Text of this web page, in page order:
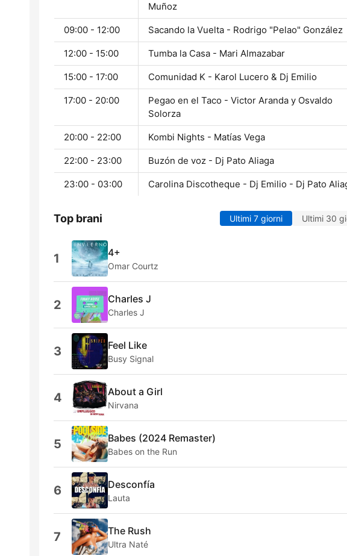
Muñoz
09:00 - 12:00 Sacando la Vuelta - Rodrigo "Pelao" González
12:00 - 15:00 Tumba la Casa - Mari Almazabar
15:00 - 17:00 Comunidad K - Karol Lucero & Dj Emilio
17:00 - 20:00
Pegao en el Taco - Victor Aranda y Osvaldo
Solorza
20:00 - 22:00 Kombi Nights - Matías Vega
22:00 - 23:00 Buzón de voz - Dj Pato Aliaga
23:00 - 03:00 Carolina Discotheque - Dj Emilio - Dj Pato
Top brani Ultimi 7 giorni Ultimi 30
1 4+
Omar Courtz
2 Charles J
Charles J
3 Feel Like
Busy Signal
4 About a Girl
Nirvana
5 Babes (2024 Remaster)
Babes on the Run
6 Desconfía
Lauta
7 The Rush
Ultra Naté